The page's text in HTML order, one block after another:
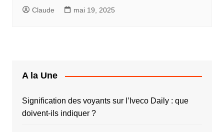
Claude mai 19, 2025
A la Une
Signification des voyants sur l’Iveco Daily : que
doivent-ils indiquer ?